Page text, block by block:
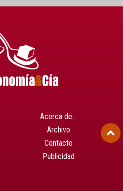
Acerca de…
Archivo
Contacto
Publicidad